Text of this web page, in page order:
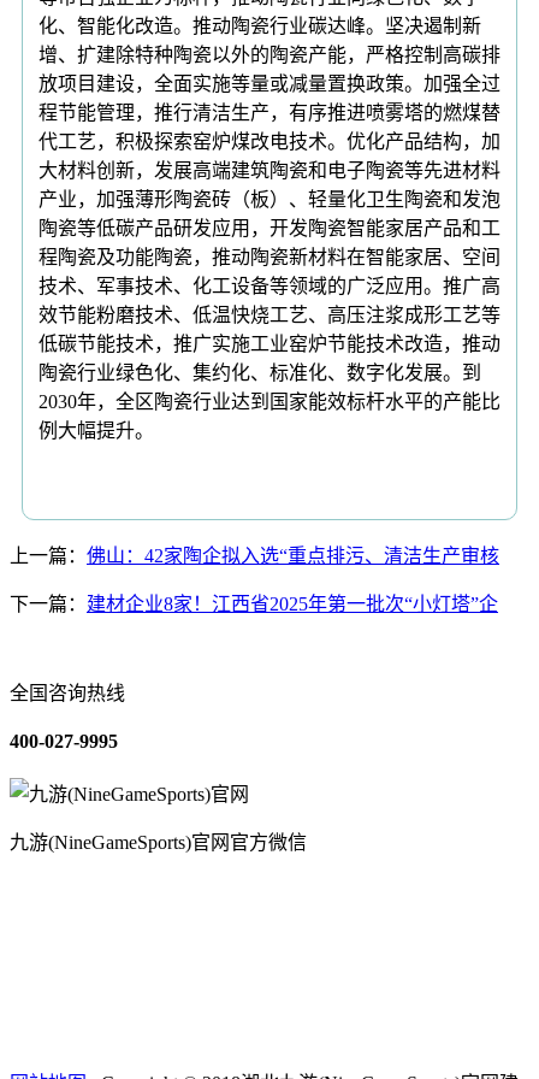
化、智能化改造。推动陶瓷行业碳达峰。坚决遏制新
增、扩建除特种陶瓷以外的陶瓷产能，严格控制高碳排
放项目建设，全面实施等量或减量置换政策。加强全过
程节能管理，推行清洁生产，有序推进喷雾塔的燃煤替
代工艺，积极探索窑炉煤改电技术。优化产品结构，加
大材料创新，发展高端建筑陶瓷和电子陶瓷等先进材料
产业，加强薄形陶瓷砖（板）、轻量化卫生陶瓷和发泡
陶瓷等低碳产品研发应用，开发陶瓷智能家居产品和工
程陶瓷及功能陶瓷，推动陶瓷新材料在智能家居、空间
技术、军事技术、化工设备等领域的广泛应用。推广高
效节能粉磨技术、低温快烧工艺、高压注浆成形工艺等
低碳节能技术，推广实施工业窑炉节能技术改造，推动
陶瓷行业绿色化、集约化、标准化、数字化发展。到
2030年，全区陶瓷行业达到国家能效标杆水平的产能比
例大幅提升。
上一篇： 佛山：42家陶企拟入选“重点排污、清洁生产审核
下一篇： 建材企业8家！江西省2025年第一批次“小灯塔”企
全国咨询热线
400-027-9995
九游(NineGameSports)官网官方微信